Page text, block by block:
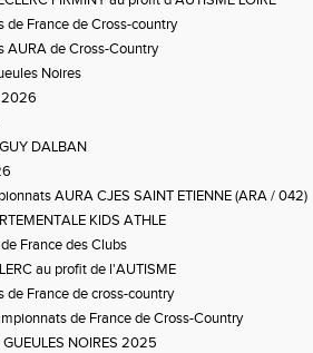
de France de Cross-country
AURA de Cross-Country
Noires
2026
DALBAN
AURA CJES SAINT ETIENNE (ARA / 042)
KIDS ATHLE
France des Clubs
au profit de l'AUTISME
de France de cross-country
de France de Cross-Country
NOIRES 2025